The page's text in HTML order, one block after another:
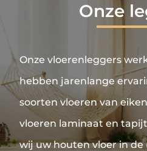
Onze
Onze vloerenleggers
hebben jarenlange
soorten vloeren van
vloeren laminaat en
wij uw houten vloer in de